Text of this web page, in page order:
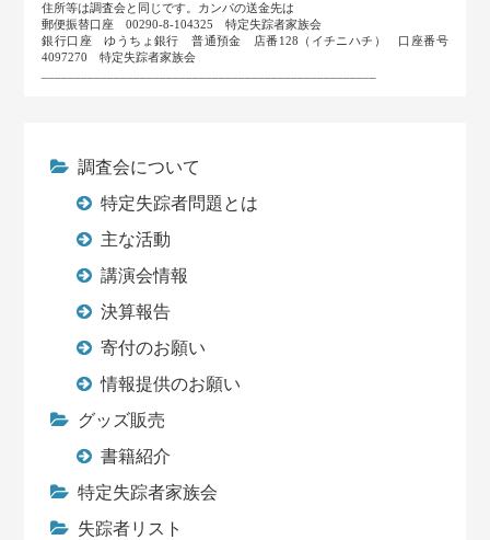
住所等は調査会と同じです。カンパの送金先は
郵便振替口座 00290-8-104325 特定失踪者家族会
銀行口座 ゆうちょ銀行 普通預金 店番128（イチニハチ） 口座番号
4097270 特定失踪者家族会
調査会について
特定失踪者問題とは
主な活動
講演会情報
決算報告
寄付のお願い
情報提供のお願い
グッズ販売
書籍紹介
特定失踪者家族会
失踪者リスト